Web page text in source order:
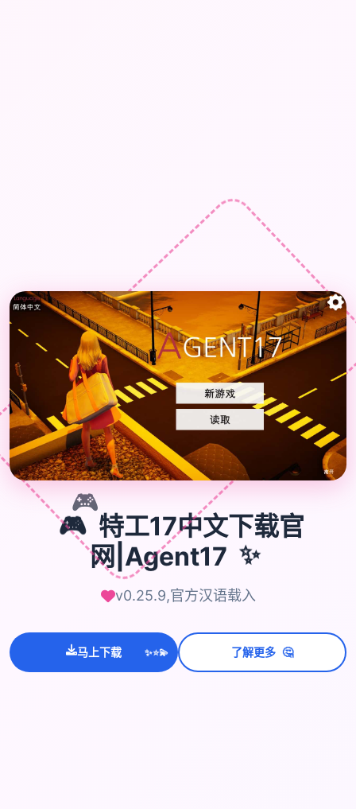
🎮
🎮 特工17中文下载官
网|Agent17 ✨
v0.25.9,官方汉语载入
马上下载 ✨
⭐
💫 了解更多 🤔